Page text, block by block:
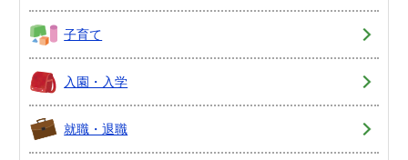
子育て
入園・入学
就職・退職